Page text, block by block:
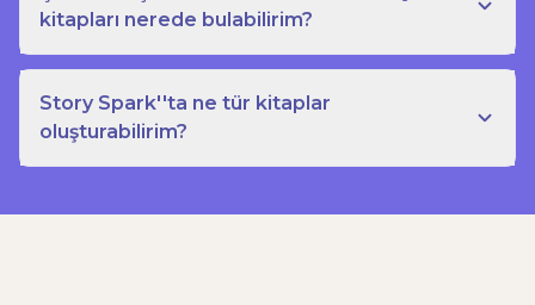
kitapları nerede bulabilirim?
Story Spark''ta ne tür kitaplar
oluşturabilirim?